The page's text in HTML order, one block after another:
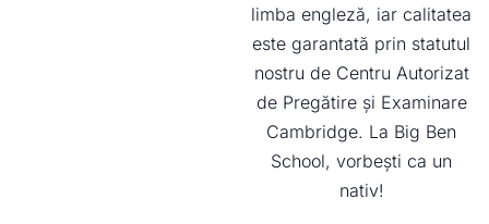
limba engleză, iar calitatea
este garantată prin statutul
nostru de Centru Autorizat
de Pregătire și Examinare
Cambridge. La Big Ben
School, vorbești ca un
nativ!